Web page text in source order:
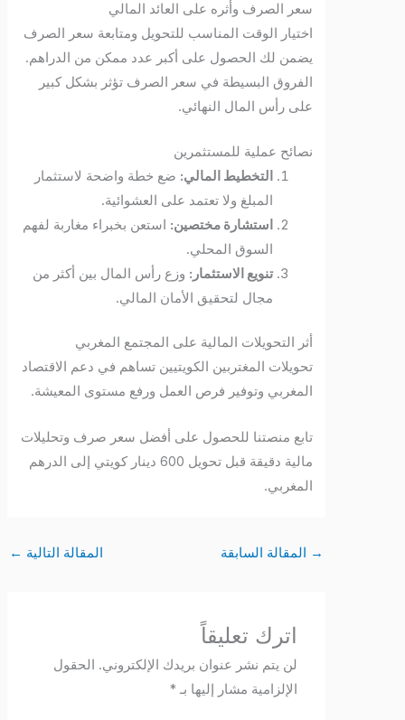
سعر الصرف وأثره على العائد المالي
اختيار الوقت المناسب للتحويل ومتابعة سعر الصرف
يضمن لك الحصول على أكبر عدد ممكن من الدراهم.
الفروق البسيطة في سعر الصرف تؤثر بشكل كبير
على رأس المال النهائي.
نصائح عملية للمستثمرين
التخطيط المالي:ضع خطة واضحة لاستثمار
المبلغ ولا تعتمد على العشوائية.
استشارة مختصين:استعن بخبراء مغاربة لفهم
السوق المحلي.
تنويع الاستثمار:وزع رأس المال بين أكثر من
مجال لتحقيق الأمان المالي.
أثر التحويلات المالية على المجتمع المغربي
تحويلات المغتربين الكويتيين تساهم في دعم الاقتصاد
المغربي وتوفير فرص العمل ورفع مستوى المعيشة.
تابع منصتنا للحصول على أفضل سعر صرف وتحليلات
مالية دقيقة قبل تحويل 600 دينار كويتي إلى الدرهم
المغربي.
المقالة السابقة المقالة التالية←
اترك تعليقاً
لن يتم نشر عنوان بريدك الإلكتروني. الحقول
الإلزامية مشار إليها بـ*